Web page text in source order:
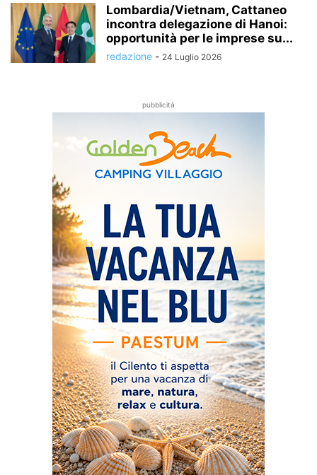
Lombardia/Vietnam, Cattaneo
incontra delegazione di Hanoi:
opportunità per le imprese su...
redazione - 24 Luglio 2026
pubblicità